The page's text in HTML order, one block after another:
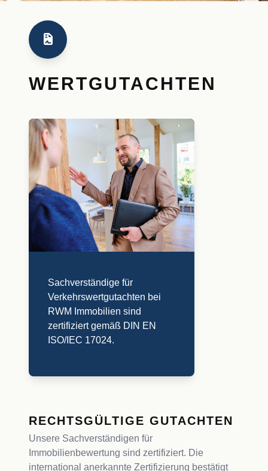
WERTGUTACHTEN
Sachverständige für
Verkehrswertgutachten bei
RWM Immobilien sind
zertifiziert gemäß DIN EN
ISO/IEC 17024.
RECHTSGÜLTIGE GUTACHTEN
Unsere Sachverständigen für
Immobilienbewertung sind zertifiziert. Die
international anerkannte Zertifizierung bestätigt